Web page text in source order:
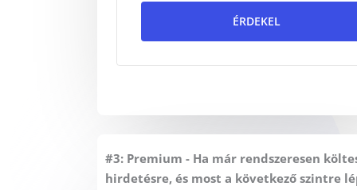
ÉRDEKEL
#3: Premium - Ha már rendszeresen
hirdetésre, és most a következő szintre